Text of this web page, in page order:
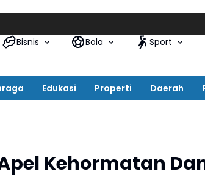
Bisnis Bola Sport
Edukasi Properti Daerah
Kehormatan